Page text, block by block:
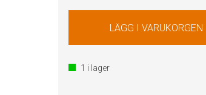
1 i lager